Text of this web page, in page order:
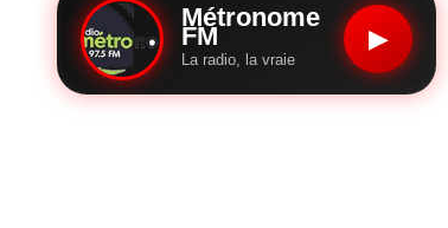
Métronome
FM
La radio, la vraie
▶